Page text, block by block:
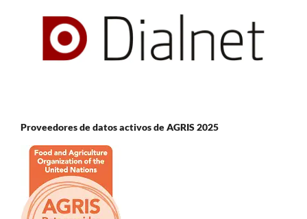
Proveedores de datos activos de AGRIS 2025